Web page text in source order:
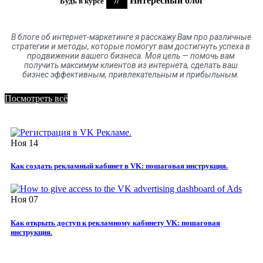
В блогеобинтернет-маркетинге я расскажу Вам про различные
стратегии и методы, которые помогут вам достигнуть успеха в
продвижении вашего бизнеса. Моя цель — помочь вам
получить максимум клиентовизинтернета, сделать ваш
бизнес эффективным, привлекательным и прибыльным.
Посмотреть всё
Ноя 14
Как создать рекламный кабинет в VK: пошаговая инструкция.
Ноя 07
Как открыть доступ к рекламному кабинету VK: пошаговая
инструкция.